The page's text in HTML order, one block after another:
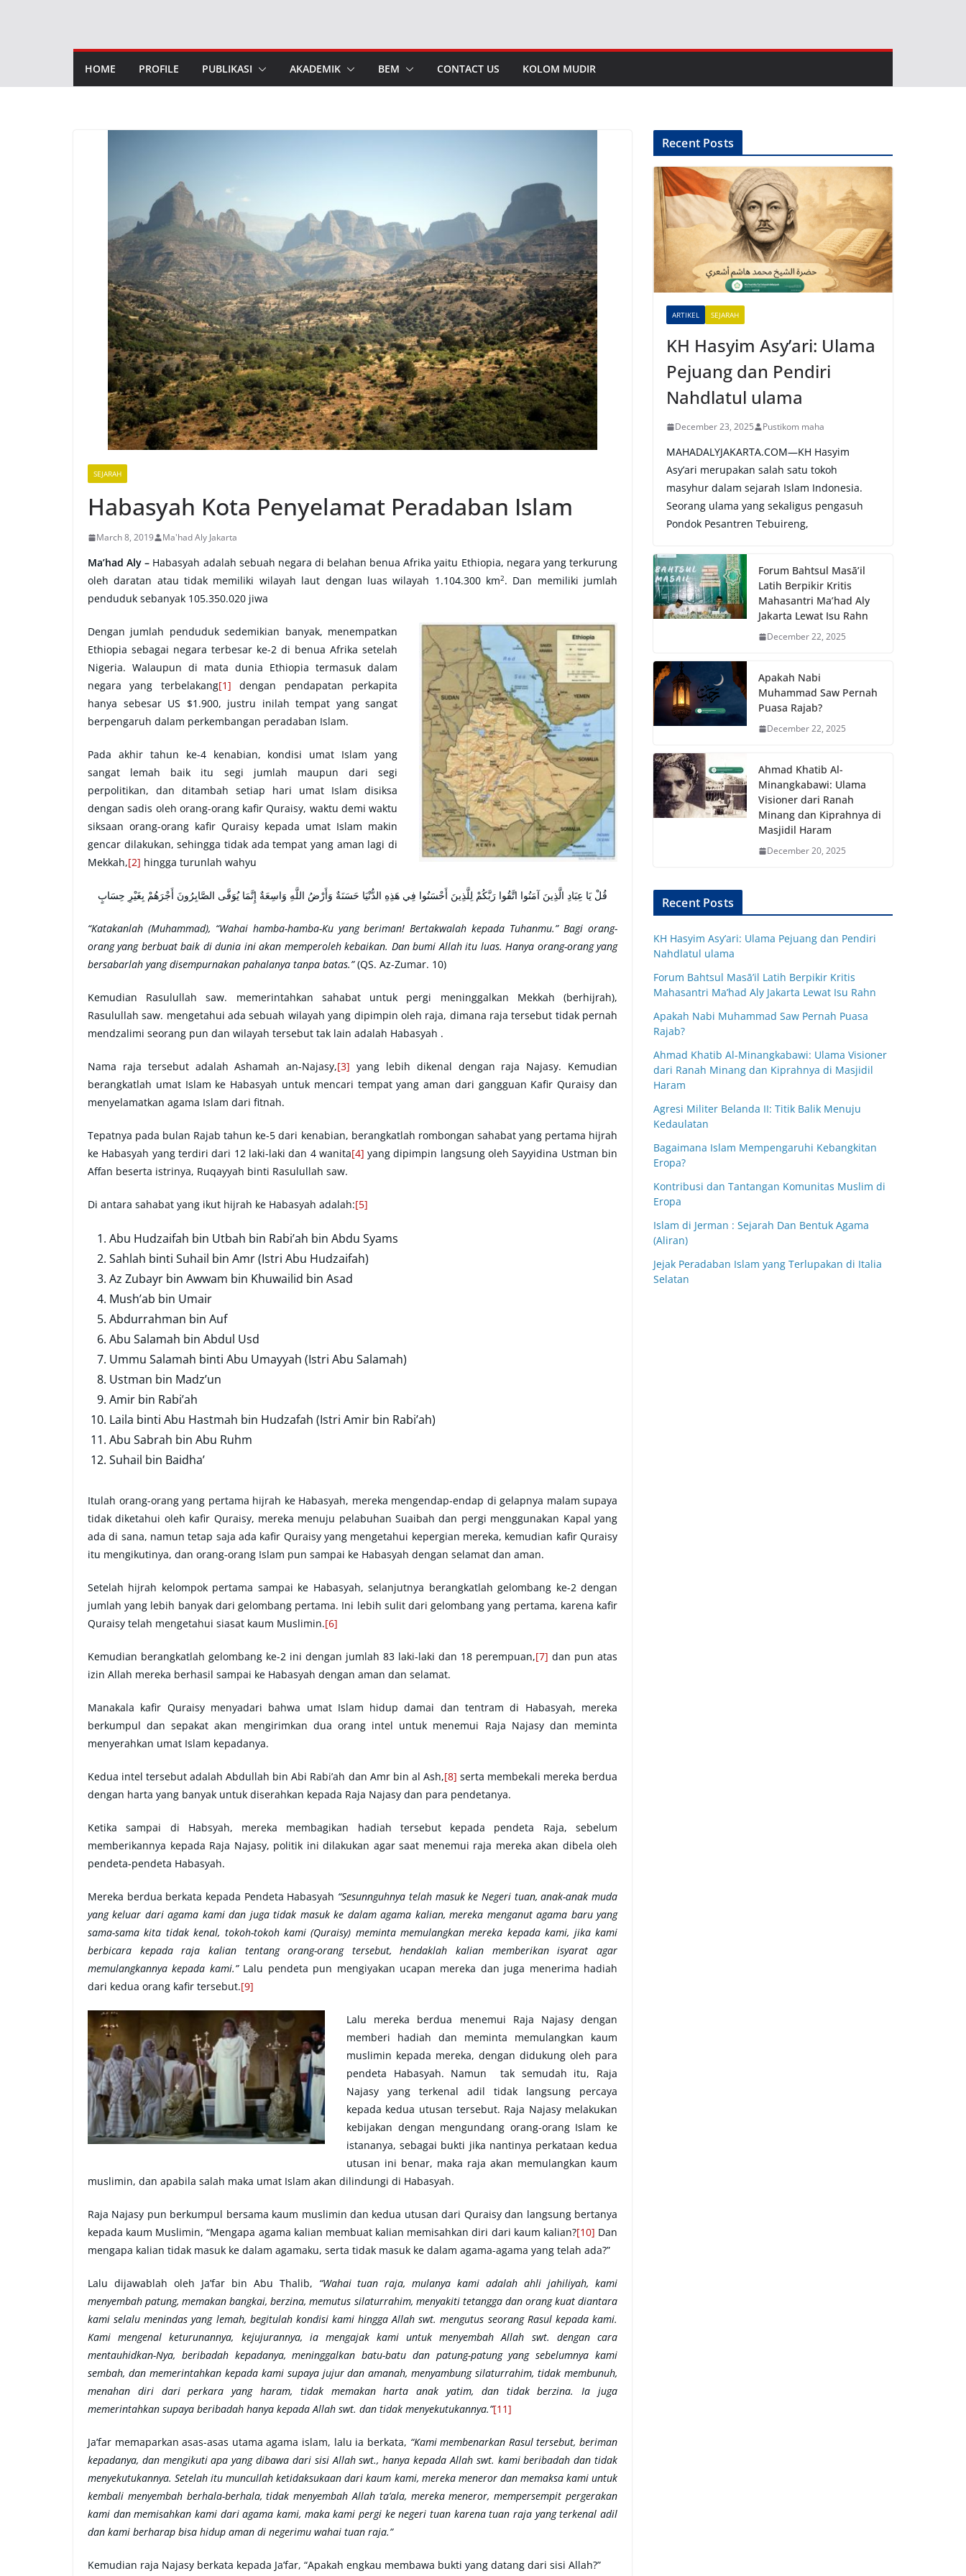
HOME PROFILE PUBLIKASI AKADEMIK BEM CONTACT US KOLOM MUDIR
SEJARAH
Habasyah Kota Penyelamat Peradaban Islam
March 8, 2019 Ma'had Aly Jakarta
Ma’had Aly – Habasyah adalah sebuah negara di belahan benua Afrika yaitu Ethiopia, negara yang terkurung
oleh daratan atau tidak memiliki wilayah laut dengan luas wilayah 1.104.300 km2. Dan memiliki jumlah
penduduk sebanyak 105.350.020 jiwa
Dengan jumlah penduduk sedemikian banyak, menempatkan
Ethiopia sebagai negara terbesar ke-2 di benua Afrika setelah
Nigeria. Walaupun di mata dunia Ethiopia termasuk dalam
negara yang terbelakang[1] dengan pendapatan perkapita
hanya sebesar US $1.900, justru inilah tempat yang sangat
berpengaruh dalam perkembangan peradaban Islam.
Pada akhir tahun ke-4 kenabian, kondisi umat Islam yang
sangat lemah baik itu segi jumlah maupun dari segi
perpolitikan, dan ditambah setiap hari umat Islam disiksa
dengan sadis oleh orang-orang kafir Quraisy, waktu demi waktu
siksaan orang-orang kafir Quraisy kepada umat Islam makin
gencar dilakukan, sehingga tidak ada tempat yang aman lagi di
Mekkah,[2] hingga turunlah wahyu
قُلْ يَا عِبَادِ الَّذِينَ آمَنُوا اتَّقُوا رَبَّكُمْ لِلَّذِينَ أَحْسَنُوا فِي هَذِهِ الدُّنْيَا حَسَنَةٌ وَأَرْضُ اللَّهِ وَاسِعَةٌ إِنَّمَا يُوَفَّى الصَّابِرُونَ أَجْرَهُمْ بِغَيْرِ حِسَابٍ
“Katakanlah (Muhammad), “Wahai hamba-hamba-Ku yang beriman! Bertakwalah kepada Tuhanmu.” Bagi orang-
orang yang berbuat baik di dunia ini akan memperoleh kebaikan. Dan bumi Allah itu luas. Hanya orang-orang yang
bersabarlah yang disempurnakan pahalanya tanpa batas.”(QS. Az-Zumar. 10)
Kemudian Rasulullah saw. memerintahkan sahabat untuk pergi meninggalkan Mekkah (berhijrah),
Rasulullah saw. mengetahui ada sebuah wilayah yang dipimpin oleh raja, dimana raja tersebut tidak pernah
mendzalimi seorang pun dan wilayah tersebut tak lain adalah Habasyah .
Nama raja tersebut adalah Ashamah an-Najasy,[3] yang lebih dikenal dengan raja Najasy. Kemudian
berangkatlah umat Islam ke Habasyah untuk mencari tempat yang aman dari gangguan Kafir Quraisy dan
menyelamatkan agama Islam dari fitnah.
Tepatnya pada bulan Rajab tahun ke-5 dari kenabian, berangkatlah rombongan sahabat yang pertama hijrah
ke Habasyah yang terdiri dari 12 laki-laki dan 4 wanita[4] yang dipimpin langsung oleh Sayyidina Ustman bin
Affan beserta istrinya, Ruqayyah binti Rasulullah saw.
Di antara sahabat yang ikut hijrah ke Habasyah adalah:[5]
Abu Hudzaifah bin Utbah bin Rabi’ah bin Abdu Syams
Sahlah binti Suhail bin Amr (Istri Abu Hudzaifah)
Az Zubayr bin Awwam bin Khuwailid bin Asad
Mush’ab bin Umair
Abdurrahman bin Auf
Abu Salamah bin Abdul Usd
Ummu Salamah binti Abu Umayyah (Istri Abu Salamah)
Ustman bin Madz’un
Amir bin Rabi’ah
Laila binti Abu Hastmah bin Hudzafah (Istri Amir bin Rabi’ah)
Abu Sabrah bin Abu Ruhm
Suhail bin Baidha’
Itulah orang-orang yang pertama hijrah ke Habasyah, mereka mengendap-endap di gelapnya malam supaya
tidak diketahui oleh kafir Quraisy, mereka menuju pelabuhan Suaibah dan pergi menggunakan Kapal yang
ada di sana, namun tetap saja ada kafir Quraisy yang mengetahui kepergian mereka, kemudian kafir Quraisy
itu mengikutinya, dan orang-orang Islam pun sampai ke Habasyah dengan selamat dan aman.
Setelah hijrah kelompok pertama sampai ke Habasyah, selanjutnya berangkatlah gelombang ke-2 dengan
jumlah yang lebih banyak dari gelombang pertama. Ini lebih sulit dari gelombang yang pertama, karena kafir
Quraisy telah mengetahui siasat kaum Muslimin.[6]
Kemudian berangkatlah gelombang ke-2 ini dengan jumlah 83 laki-laki dan 18 perempuan,[7] dan pun atas
izin Allah mereka berhasil sampai ke Habasyah dengan aman dan selamat.
Manakala kafir Quraisy menyadari bahwa umat Islam hidup damai dan tentram di Habasyah, mereka
berkumpul dan sepakat akan mengirimkan dua orang intel untuk menemui Raja Najasy dan meminta
menyerahkan umat Islam kepadanya.
Kedua intel tersebut adalah Abdullah bin Abi Rabi’ah dan Amr bin al Ash,[8] serta membekali mereka berdua
dengan harta yang banyak untuk diserahkan kepada Raja Najasy dan para pendetanya.
Ketika sampai di Habsyah, mereka membagikan hadiah tersebut kepada pendeta Raja, sebelum
memberikannya kepada Raja Najasy, politik ini dilakukan agar saat menemui raja mereka akan dibela oleh
pendeta-pendeta Habasyah.
Mereka berdua berkata kepada Pendeta Habasyah “Sesunnguhnya telah masuk ke Negeri tuan, anak-anak muda
yang keluar dari agama kami dan juga tidak masuk ke dalam agama kalian, mereka menganut agama baru yang
sama-sama kita tidak kenal, tokoh-tokoh kami (Quraisy) meminta memulangkan mereka kepada kami, jika kami
berbicara kepada raja kalian tentang orang-orang tersebut, hendaklah kalian memberikan isyarat agar
memulangkannya kepada kami.”Lalu pendeta pun mengiyakan ucapan mereka dan juga menerima hadiah
dari kedua orang kafir tersebut.[9]
Lalu mereka berdua menemui Raja Najasy dengan
memberi hadiah dan meminta memulangkan kaum
muslimin kepada mereka, dengan didukung oleh para
pendeta Habasyah. Namun tak semudah itu, Raja
Najasy yang terkenal adil tidak langsung percaya
kepada kedua utusan tersebut. Raja Najasy melakukan
kebijakan dengan mengundang orang-orang Islam ke
istananya, sebagai bukti jika nantinya perkataan kedua
utusan ini benar, maka raja akan memulangkan kaum
muslimin, dan apabila salah maka umat Islam akan dilindungi di Habasyah.
Raja Najasy pun berkumpul bersama kaum muslimin dan kedua utusan dari Quraisy dan langsung bertanya
kepada kaum Muslimin, “Mengapa agama kalian membuat kalian memisahkan diri dari kaum kalian?[10] Dan
mengapa kalian tidak masuk ke dalam agamaku, serta tidak masuk ke dalam agama-agama yang telah ada?”
Lalu dijawablah oleh Ja’far bin Abu Thalib, “Wahai tuan raja, mulanya kami adalah ahli jahiliyah, kami
menyembah patung, memakan bangkai, berzina, memutus silaturrahim, menyakiti tetangga dan orang kuat diantara
kami selalu menindas yang lemah, begitulah kondisi kami hingga Allah swt. mengutus seorang Rasul kepada kami.
Kami mengenal keturunannya, kejujurannya, ia mengajak kami untuk menyembah Allah swt. dengan cara
mentauhidkan-Nya, beribadah kepadanya, meninggalkan batu-batu dan patung-patung yang sebelumnya kami
sembah, dan memerintahkan kepada kami supaya jujur dan amanah, menyambung silaturrahim, tidak membunuh,
menahan diri dari perkara yang haram, tidak memakan harta anak yatim, dan tidak berzina. Ia juga
memerintahkan supaya beribadah hanya kepada Allah swt. dan tidak menyekutukannya.”[11]
Ja’far memaparkan asas-asas utama agama islam, lalu ia berkata, “Kami membenarkan Rasul tersebut, beriman
kepadanya, dan mengikuti apa yang dibawa dari sisi Allah swt., hanya kepada Allah swt. kami beribadah dan tidak
menyekutukannya. Setelah itu muncullah ketidaksukaan dari kaum kami, mereka meneror dan memaksa kami untuk
kembali menyembah berhala-berhala, tidak menyembah Allah ta’ala, mereka meneror, mempersempit pergerakan
kami dan memisahkan kami dari agama kami, maka kami pergi ke negeri tuan karena tuan raja yang terkenal adil
dan kami berharap bisa hidup aman di negerimu wahai tuan raja.”
Kemudian raja Najasy berkata kepada Ja’far, “Apakah engkau membawa bukti yang datang dari sisi Allah?”
Recent Posts
ARTIKEL SEJARAH
KH Hasyim Asy’ari: Ulama
Pejuang dan Pendiri
Nahdlatul ulama
December 23, 2025 Pustikom maha
MAHADALYJAKARTA.COM—KH Hasyim
Asy’ari merupakan salah satu tokoh
masyhur dalam sejarah Islam Indonesia.
Seorang ulama yang sekaligus pengasuh
Pondok Pesantren Tebuireng,
Forum Bahtsul Masā’il
Latih Berpikir Kritis
Mahasantri Ma’had Aly
Jakarta Lewat Isu Rahn
December 22, 2025
Apakah Nabi
Muhammad Saw Pernah
Puasa Rajab?
December 22, 2025
Ahmad Khatib Al-
Minangkabawi: Ulama
Visioner dari Ranah
Minang dan Kiprahnya di
Masjidil Haram
December 20, 2025
Recent Posts
KH Hasyim Asy’ari: Ulama Pejuang dan Pendiri
Nahdlatul ulama
Forum Bahtsul Masā’il Latih Berpikir Kritis
Mahasantri Ma’had Aly Jakarta Lewat Isu Rahn
Apakah Nabi Muhammad Saw Pernah Puasa
Rajab?
Ahmad Khatib Al-Minangkabawi: Ulama Visioner
dari Ranah Minang dan Kiprahnya di Masjidil
Haram
Agresi Militer Belanda II: Titik Balik Menuju
Kedaulatan
Bagaimana Islam Mempengaruhi Kebangkitan
Eropa?
Kontribusi dan Tantangan Komunitas Muslim di
Eropa
Islam di Jerman : Sejarah Dan Bentuk Agama
(Aliran)
Jejak Peradaban Islam yang Terlupakan di Italia
Selatan